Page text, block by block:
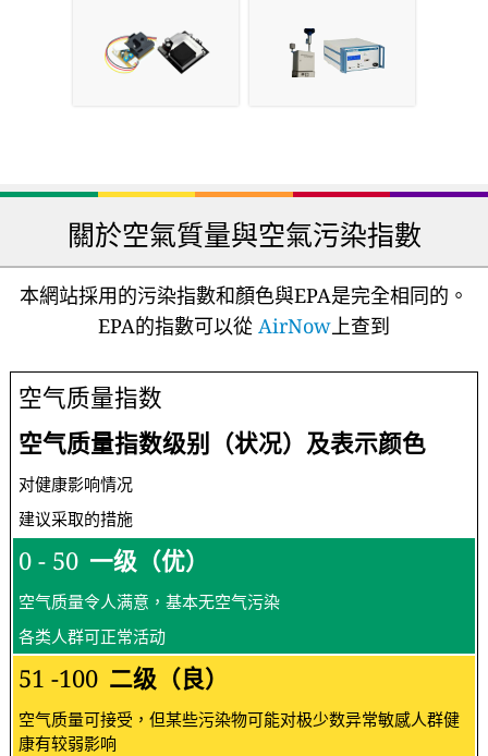
關於空氣質量與空氣污染指數
本網站採用的污染指數和顏色與EPA是完全相同的。
EPA的指數可以從 AirNow上查到
空气质量指数
空气质量指数级别（状况）及表示颜色
对健康影响情况
建议采取的措施
0 - 50 一级（优）
空气质量令人满意，基本无空气污染
各类人群可正常活动
51 -100 二级（良）
空气质量可接受，但某些污染物可能对极少数异常敏感人群健
康有较弱影响